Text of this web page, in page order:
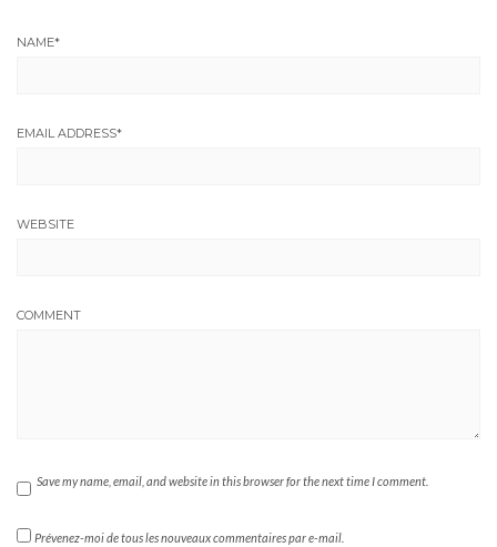
NAME*
EMAIL ADDRESS*
WEBSITE
COMMENT
Save my name, email, and website in this browser for the next time I comment.
Prévenez-moi de tous les nouveaux commentaires par e-mail.